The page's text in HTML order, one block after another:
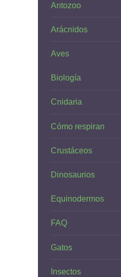
Antozoo
Arácnidos
Aves
Biología
Cnidaria
Cómo respiran
Crustáceos
Dinosaurios
Equinodermos
FAQ
Gatos
Insectos